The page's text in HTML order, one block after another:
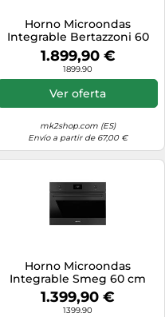
Horno Microondas
Integrable Bertazzoni 60
cm Professional
F457PROMWTX Acero
inoxidable
1.899,90 €
1899.90
Ver oferta
mk2shop.com (ES)
Envío a partir de 67,00 €
Horno Microondas
Integrable Smeg 60 cm
Clásica SO4301M0N Negro
1.399,90 €
1399.90